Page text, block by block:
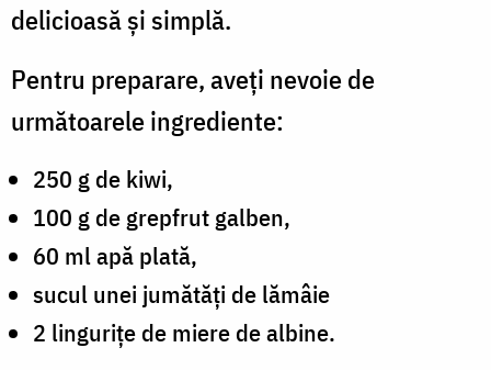
delicioasă și simplă.
Pentru preparare, aveți nevoie de
următoarele ingrediente:
250 g de kiwi,
100 g de grepfrut galben,
60 ml apă plată,
sucul unei jumătăți de lămâie
2 lingurițe de miere de albine.